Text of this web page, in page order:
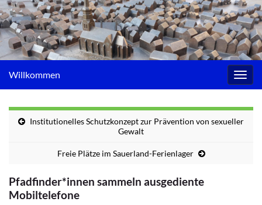
Willkommen
Institutionelles Schutzkonzept zur Prävention von sexueller
Gewalt
Freie Plätze im Sauerland-Ferienlager
Pfadfinder*innen sammeln ausgediente
Mobiltelefone